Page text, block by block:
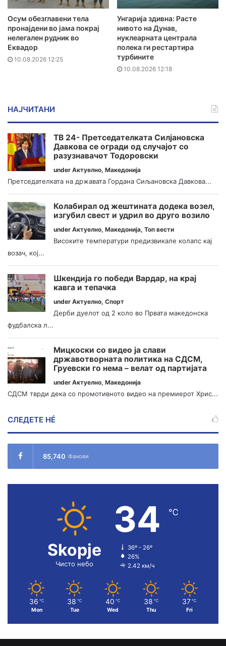
Осум обезглавени тела
пронајдени во јама покрај
нелегален рудник во
Еквадор
10.08.2026 12:25
Унгарија здивна: Расте
нивото на Дунав,
нуклеарната централа
полека ги рестартира
турбините
10.08.2026 12:18
НАЈЧИТАНИ
ТВ 24- Претседателката Силјановска
Давкова се огради од случајот со
разузнавачот Тодоровски
under Актуелно, Македонија
Претседателката на државата Гордана Сиљановска Давкова...
Колабирал од жештината додека возел,
изгубил свест и удрил во друго возило
under Актуелно, Македонија, Топ вести
Високите температури предизвикале колапс кај
возач, кој...
Шкендија го победи Вардар, на крај
кавга и тепачка
under Актуелно, Спорт
Дерби дуелот од 2 коло во Првата македонска
фудбалска л...
Мицкоски со видео ја слави
државотворната политика на СДСМ,
Груевски го нема – велат од партијата
under Актуелно, Македонија
СДСМ тврди дека со промотивното видео на премиерот Хрис...
СЛЕДЕТЕ НÉ
85,740 Фанови
Skopje
Чисто небо
34 ℃
36º - 26º
26%
2.42 км/ч
36 ℃
Mon
38 ℃
Tue
40 ℃
Wed
38 ℃
Thu
37 ℃
Fri